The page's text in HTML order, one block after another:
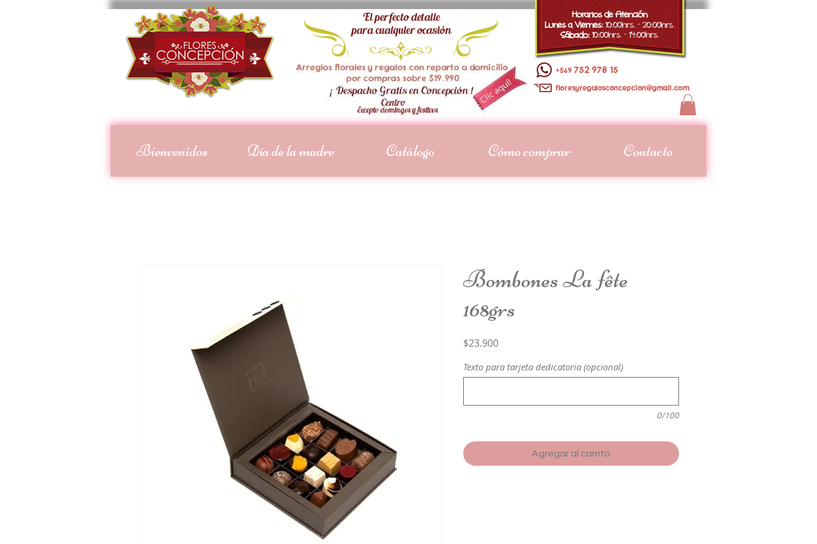
Bienvenidos Día de la madre Catálogo Cómo comprar Contacto
Bombones La fête
168grs
$23.900Precio
Texto para tarjeta dedicatoria (opcional)
0/100
Agregar al carrito